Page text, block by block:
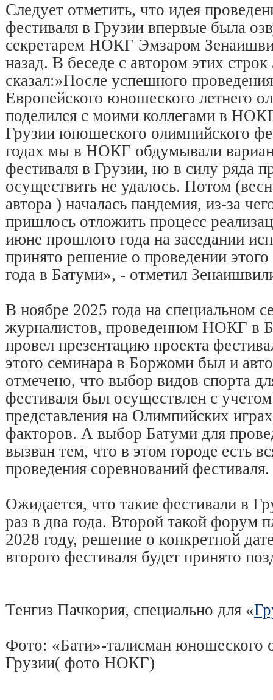
Следует отметить, что идея
фестиваля в Грузии впервые была
секретарем НОКГ Эмзаром
назад. В беседе с автором этих
сказал:»После успешного
Европейского юношеского летнего
поделился с моими коллегами в
Грузии юношеского олимпийского
годах мы в НОКГ обдумывали
фестиваля в Грузии, но в силу ряда
осуществить не удалось. Потом
автора ) началась пандемия, из-за
пришлось отложить процесс
июне прошлого года на заседании
принято решение о проведении
года в Батуми», - отметил
В ноябре 2025 года на специальном
журналистов, проведенном НОКГ в
провел презентацию проекта
этого семинара в Боржоми был и
отмечено, что выбор видов спорта
фестиваля был осуществлен с
представления на Олимпийских
факторов. А выбор Батуми для
вызван тем, что в этом городе есть
проведения соревнований фестиваля.
Ожидается, что такие фестивали в
раз в два года. Второй такой форум
2028 году, решение о конкретной
второго фестиваля будет принято
Тенгиз Пачкория, специально для «
Фото: «Бати»-талисман юношеского
Грузии( фото НОКГ)